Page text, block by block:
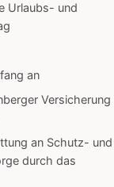
Urlaubs- und
an
Versicherung
an Schutz- und
durch das